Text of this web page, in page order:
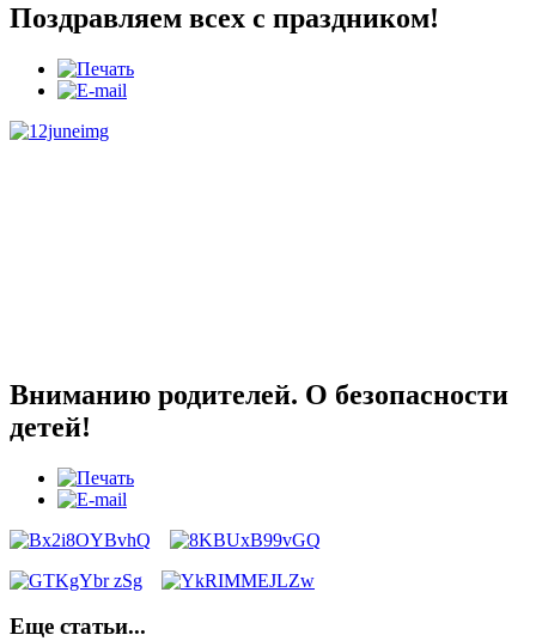
Поздравляем всех с праздником!
Вниманию родителей. О безопасности
детей!
Еще статьи...